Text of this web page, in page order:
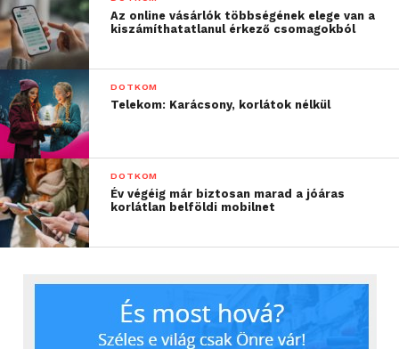
Az online vásárlók többségének elege van a
kiszámíthatatlanul érkező csomagokból
DOTKOM
Telekom: Karácsony, korlátok nélkül
DOTKOM
Év végéig már biztosan marad a jóáras
korlátlan belföldi mobilnet